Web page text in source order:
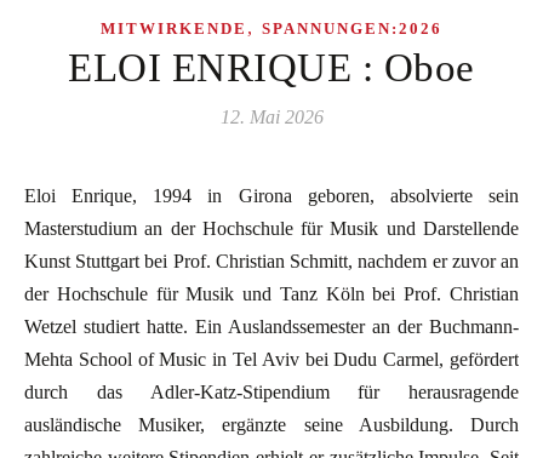
MITWIRKENDE , SPANNUNGEN:2026
ELOI ENRIQUE : Oboe
12. Mai 2026
Eloi Enrique, 1994 in Girona geboren, absolvierte sein
Masterstudium an der Hochschule für Musik und Darstellende
Kunst Stuttgart bei Prof. Christian Schmitt, nachdem er zuvor an
der Hochschule für Musik und Tanz Köln bei Prof. Christian
Wetzel studiert hatte. Ein Auslandssemester an der Buchmann-
Mehta School of Music in Tel Aviv bei Dudu Carmel, gefördert
durch das Adler-Katz-Stipendium für herausragende
ausländische Musiker, ergänzte seine Ausbildung. Durch